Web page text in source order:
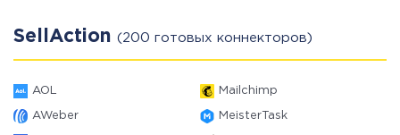
SellAction (200 готовых коннекторов)
AOL Mailchimp
AWeber MeisterTask